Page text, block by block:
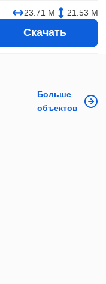
23.71 М 21.53 М
Скачать
Больше
объектов